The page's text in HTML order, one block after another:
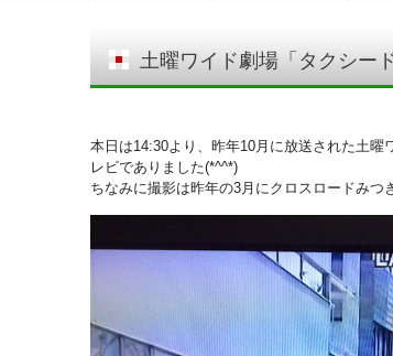
土曜ワイド劇場「タクシー
本日は14:30より、昨年10月に放送された土
レビでありました(*^^*)
ちなみに撮影は昨年の3月にクロスロードみつ